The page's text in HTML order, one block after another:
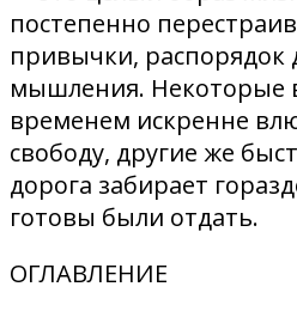
постепенно
привычки, распорядок
мышления. Некоторые
временем искренне
свободу, другие же
дорога забирает
готовы были отдать.
ОГЛАВЛЕНИЕ